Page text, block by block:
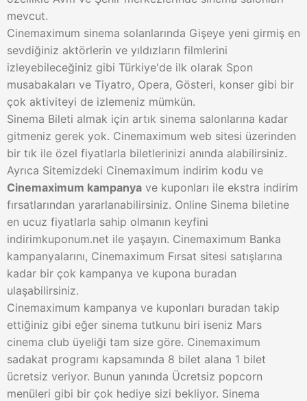
mevcut.
Cinemaximum sinema solanlarında Gişeye yeni girmiş en
sevdiğiniz aktörlerin ve yıldızların filmlerini
izleyebileceğiniz gibi Türkiye'de ilk olarak Spon
musabakaları ve Tiyatro, Opera, Gösteri, konser gibi bir
çok aktiviteyi de izlemeniz mümkün.
Sinema Bileti almak için artık sinema salonlarına kadar
gitmeniz gerek yok. Cinemaximum web sitesi üzerinden
bir tık ile özel fiyatlarla biletlerinizi anında alabilirsiniz.
Ayrıca Sitemizdeki Cinemaximum indirim kodu ve
Cinemaximum kampanya ve kuponları ile ekstra indirim
fırsatlarından yararlanabilirsiniz. Online Sinema biletine
en ucuz fiyatlarla sahip olmanın keyfini
indirimkuponum.net ile yaşayın. Cinemaximum Banka
kampanyalarını, Cinemaximum Fırsat sitesi satışlarına
kadar bir çok kampanya ve kupona buradan
ulaşabilirsiniz.
Cinemaximum kampanya ve kuponları buradan takip
ettiğiniz gibi eğer sinema tutkunu biri iseniz Mars
cinema club üyeliği tam size göre. Cinemaximum
sadakat programı kapsamında 8 bilet alana 1 bilet
ücretsiz veriyor. Bunun yanında Ücretsiz popcorn
menüleri gibi bir çok hediye sizi bekliyor. Sinema